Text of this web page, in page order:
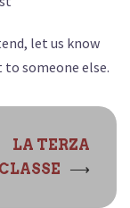
let us know
someone else.
LA TERZA
CLASSE
⟶